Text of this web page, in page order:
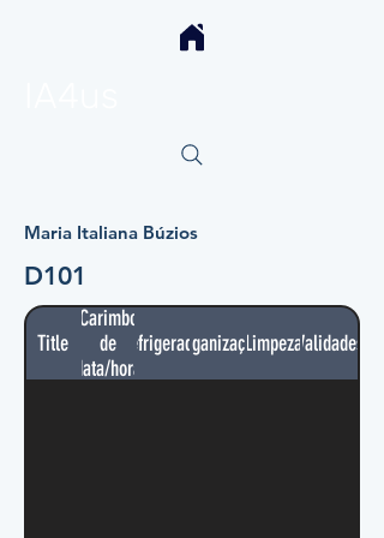
Maria Italiana Búzios
D101
Title
Carimbo
de
data/hora
RefrigeradorOrganizaçãoLimpezaValidades